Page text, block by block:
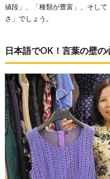
値段」、「種類が豊富」、そし
さ」でしょう。
日本語でOK！言葉の壁